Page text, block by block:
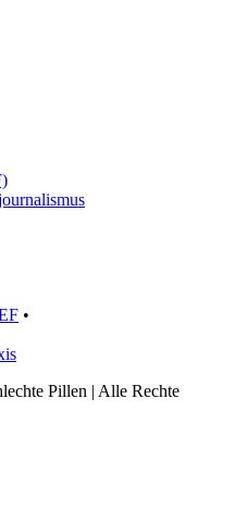
•
Pillen | Alle Rechte